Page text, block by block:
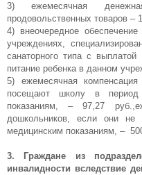
3) ежемесячная
продовольственных товаров –
4) внеочередное
учреждениях,
санаторного типа с
питание ребенка в данном
5) ежемесячная
посещают школу в период
показаниям, – 97,27
дошкольников, если они не
медицинским показаниям, –
3. Граждане из
инвалидности вследствие